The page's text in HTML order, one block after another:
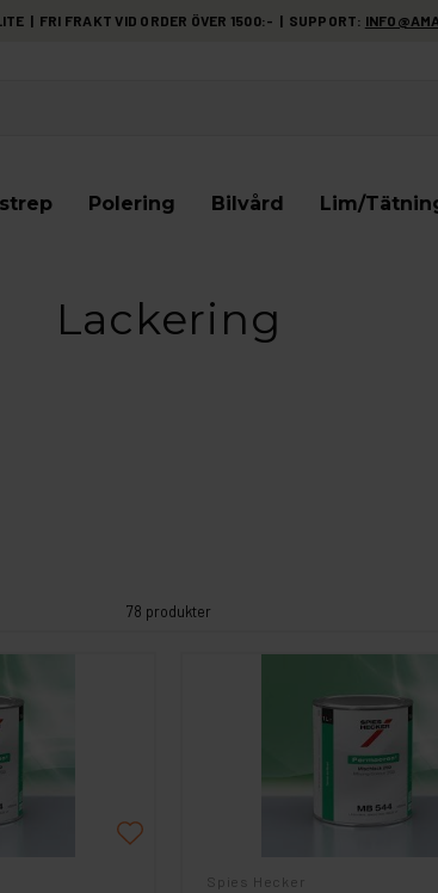
| FRI FRAKT VID ORDER ÖVER 1500:- | SUPPORT:
Polering Bilvård Lim/
Lackering
78 produkter
Spies Hecker